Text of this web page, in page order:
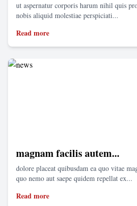
ut aspernatur corporis harum nihil quis
nobis aliquid molestiae perspiciati...
Read more
magnam facilis autem...
dolore placeat quibusdam ea quo vitae
quo nemo aut saepe quidem repellat ex...
Read more